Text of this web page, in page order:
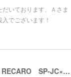
いております、Ａさま
でございます！
Ｆ１５Ｘ５なお客様に、RECARO SP-JC×２お取り付け！